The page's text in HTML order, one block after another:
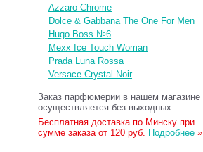
Azzaro Chrome
Dolce & Gabbana The One For Men
Hugo Boss №6
Mexx Ice Touch Woman
Prada Luna Rossa
Versace Crystal Noir
Заказ парфюмерии в нашем магазине
осуществляется без выходных.
Бесплатная доставка по Минску при
сумме заказа от 120 руб. Подробнее »